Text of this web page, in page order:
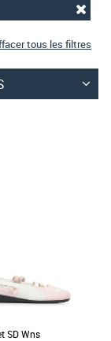
tous les filtres
SD Wns